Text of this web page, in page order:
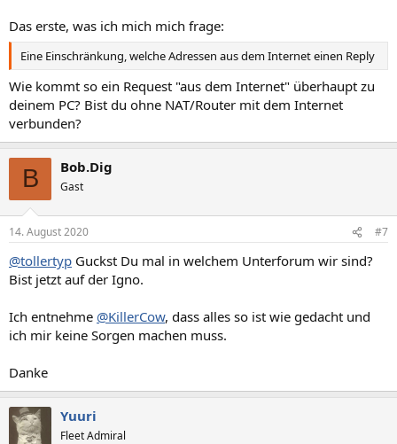
Das erste, was ich mich mich frage:
Eine Einschränkung, welche Adressen aus dem Internet einen Reply
Wie kommt so ein Request "aus dem Internet" überhaupt zu
deinem PC? Bist du ohne NAT/Router mit dem Internet
verbunden?
B Bob.Dig
Gast
14. August 2020 #7
@tollertyp Guckst Du mal in welchem Unterforum wir sind?
Bist jetzt auf der Igno.
Ich entnehme @KillerCow, dass alles so ist wie gedacht und
ich mir keine Sorgen machen muss.
Danke
Yuuri
Fleet Admiral